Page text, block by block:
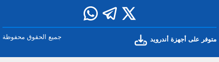
متوفر على أجهزة أندرويد جميع الحقوق محفوظة